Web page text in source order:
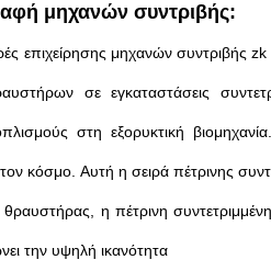
μηχανών συντριβής:
επιχείρησης μηχανών συντριβής zk
σε εγκαταστάσεις
στη εξορυκτική
κόσμο. Αυτή η σειρά πέτρινης
θραυστήρας, η πέτρινη
την υψηλή ικανότητα